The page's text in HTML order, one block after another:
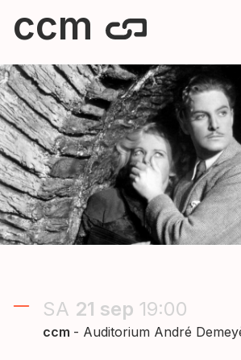
ccm
SA 21 sep 19:00
ccm - Auditorium André